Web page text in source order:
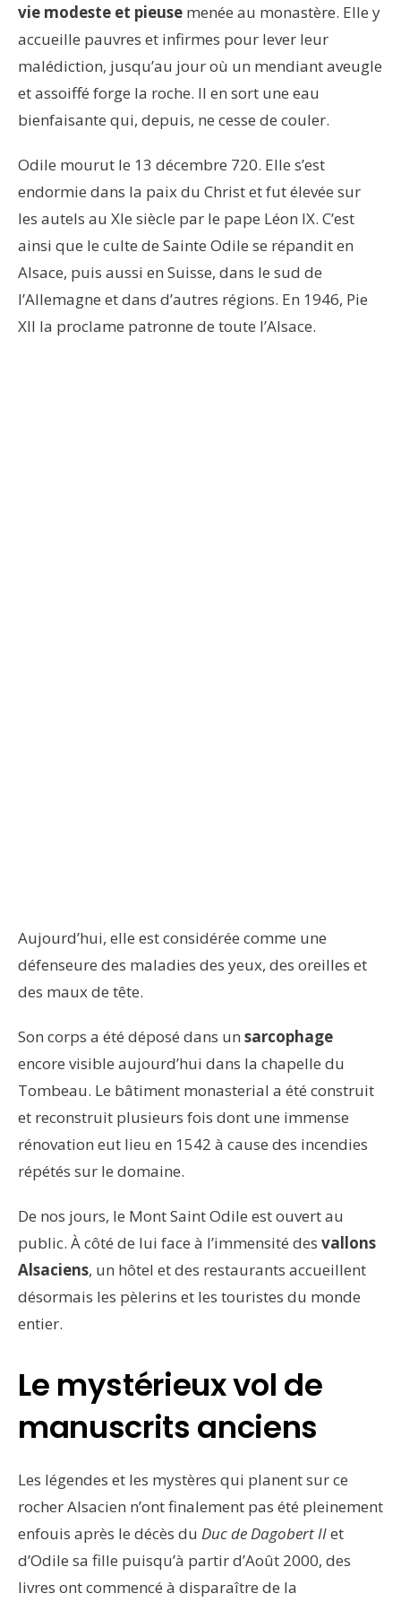
vie modeste et pieuse menée au monastère. Elle y
accueille pauvres et infirmes pour lever leur
malédiction, jusqu’au jour où un mendiant aveugle
et assoiffé forge la roche. Il en sort une eau
bienfaisante qui, depuis, ne cesse de couler.
Odile mourut le 13 décembre 720. Elle s’est
endormie dans la paix du Christ et fut élevée sur
les autels au XIe siècle par le pape Léon IX. C’est
ainsi que le culte de Sainte Odile se répandit en
Alsace, puis aussi en Suisse, dans le sud de
l’Allemagne et dans d’autres régions. En 1946, Pie
XII la proclame patronne de toute l’Alsace.
Aujourd’hui, elle est considérée comme une
défenseure des maladies des yeux, des oreilles et
des maux de tête.
Son corps a été déposé dans un sarcophage
encore visible aujourd’hui dans la chapelle du
Tombeau. Le bâtiment monasterial a été construit
et reconstruit plusieurs fois dont une immense
rénovation eut lieu en 1542 à cause des incendies
répétés sur le domaine.
De nos jours, le Mont Saint Odile est ouvert au
public. À côté de lui face à l’immensité des vallons
Alsaciens, un hôtel et des restaurants accueillent
désormais les pèlerins et les touristes du monde
entier.
Le mystérieux vol de
manuscrits anciens
Les légendes et les mystères qui planent sur ce
rocher Alsacien n’ont finalement pas été pleinement
enfouis après le décès du Duc de Dagobert IIet
d’Odile sa fille puisqu’à partir d’Août 2000, des
livres ont commencé à disparaître de la